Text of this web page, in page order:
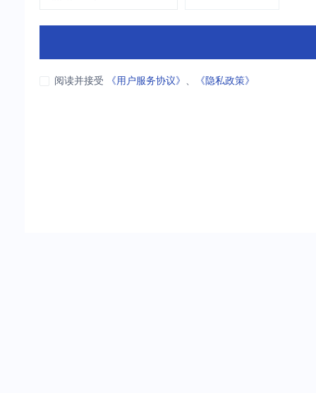
阅读并接受 《用户服务协议》 、 《隐私政策》